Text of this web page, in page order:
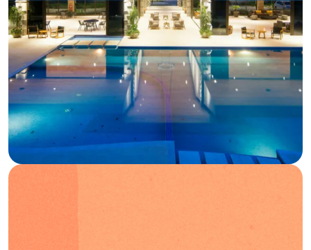
Blog
Preguntas frecuentes
Podcast